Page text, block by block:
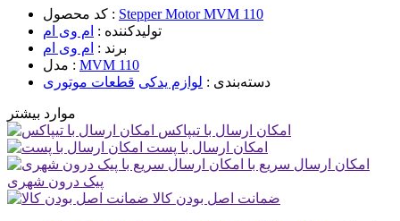
کد محصول : Stepper Motor MVM 110
تولیدکننده : ام وی ام
برند : ام وی ام
مدل : MVM 110
دسته‌بندی : لوازم یدکی قطعات موتوری
موارد بیشتر
امکان ارسال با تیپاکس
امکان ارسال با پست
امکان ارسال سریع با
پیک درون شهری
ضمانت اصل بودن کالا